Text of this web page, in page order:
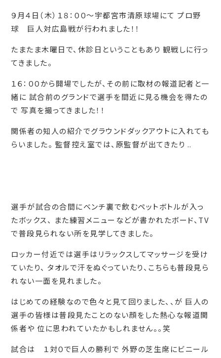
９月４日（木）１８：００～宇都宮市清原球場にて プロ野
球 巨人対広島戦が行われました！！
たまたま木曜日で、休診日ということもあり 観戦しに行っ
てきました。
１６：００から開場でしたが、その前に取材の報道記者と一
緒に 試合前のグランドで選手を間近に見る機会を得たの
で 写真を撮ってきました！！
関係者の知人の紹介でグラウンドダックアウトに入れても
らいました。 監督控え室では、原監督が出てきたり ..
選手が試合の合間にベンチ裏で飲むペットボトルが入っ
たボックス、 また練習メニューなどが書かれたボード、TV
で普段見られない所を見学してきました。
ロッカー付近では選手はリラックスしてマッサージを受け
ていたり、 タオルで汗をぬぐっていたり、こちらも普段見ら
れない一面を見れました。
はじめての経験なので色々と見て回りました、、が 巨人の
選手の皆様は普段見たことのない顔をした熱心な報道関
係者や 位に思われていたかもしれません。。笑
試合は １対０で巨人の勝利で 外野の芝生席にビニール